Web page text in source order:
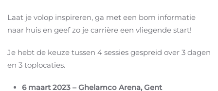
Laat je volop inspireren, ga met een bom informatie
naar huis en geef zo je carrière een vliegende start!
Je hebt de keuze tussen 4 sessies gespreid over 3 dagen
en 3 toplocaties.
6 maart 2023 – Ghelamco Arena, Gent